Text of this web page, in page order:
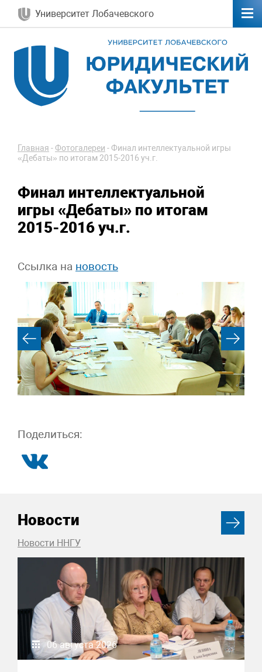
Университет Лобачевского
Главная -Фотогалереи -Финал интеллектуальной игры
«Дебаты» по итогам 2015-2016 уч.г.
Финал интеллектуальной
игры «Дебаты» по итогам
2015-2016 уч.г.
Ссылка на новость
Поделиться:
Новости
Новости ННГУ
06 августа 2026